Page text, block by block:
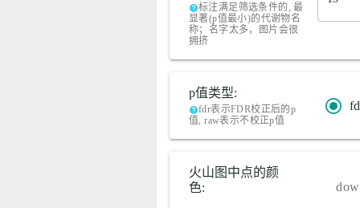
help标注满足筛选条件的, 最
显著(p值最小)的代谢物名
称；名字太多，图片会很
拥挤
p值类型:
helpfdr表示FDR校正后的p
值, raw表示不校正p值
火山图中点的颜
色: